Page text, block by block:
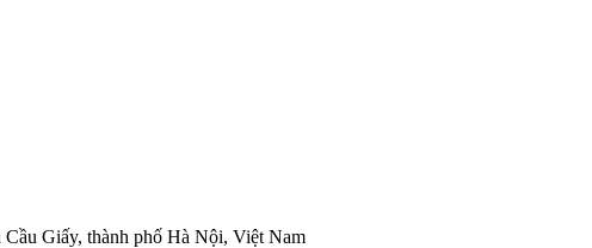
Giấy, thành phố Hà Nội, Việt Nam